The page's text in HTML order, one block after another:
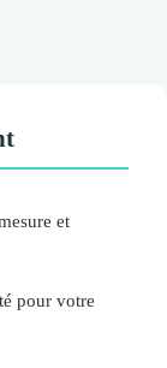
et
pour votre